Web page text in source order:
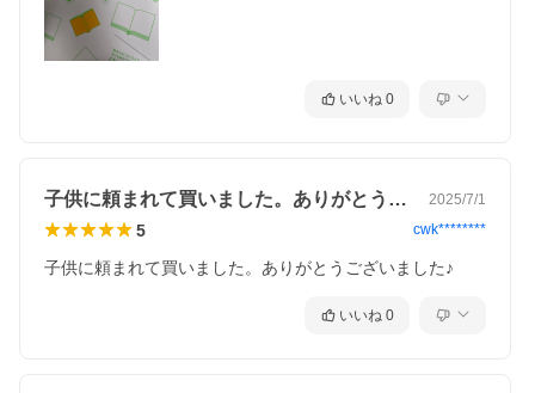
いいね 0
子供に頼まれて買いました。ありがとうご… 2025/7/1
5 cwk********
子供に頼まれて買いました。ありがとうございました♪
いいね 0